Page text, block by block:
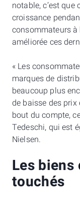
notable, c’est
croissance
consommateurs à
améliorée ces
« Les
marques de
beaucoup plus
de baisse des prix
bout du compte,
Tedeschi, qui est
Nielsen.
Les
touchés